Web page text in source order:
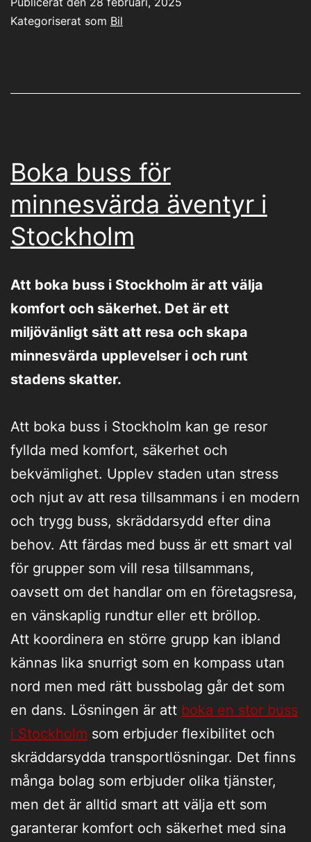
Kategoriserat som Bil
Boka buss för
minnesvärda äventyr i
Stockholm
Att boka buss i Stockholm är att välja
komfort och säkerhet. Det är ett
miljövänligt sätt att resa och skapa
minnesvärda upplevelser i och runt
stadens skatter.
Att boka buss i Stockholm kan ge resor
fyllda med komfort, säkerhet och
bekvämlighet. Upplev staden utan stress
och njut av att resa tillsammans i en modern
och trygg buss, skräddarsydd efter dina
behov. Att färdas med buss är ett smart val
för grupper som vill resa tillsammans,
oavsett om det handlar om en företagsresa,
en vänskaplig rundtur eller ett bröllop.
Att koordinera en större grupp kan ibland
kännas lika snurrigt som en kompass utan
nord men med rätt bussbolag går det som
en dans. Lösningen är att boka en stor buss
i Stockholm som erbjuder flexibilitet och
skräddarsydda transportlösningar. Det finns
många bolag som erbjuder olika tjänster,
men det är alltid smart att välja ett som
garanterar komfort och säkerhet med sina